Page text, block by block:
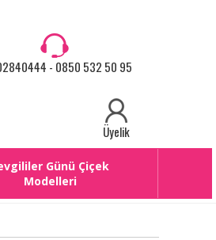
- 0850 532 50 95
Üyelik
Günü Çiçek
Modelleri